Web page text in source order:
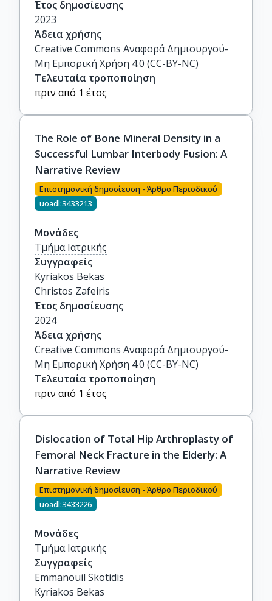
Έτος δημοσίευσης
2023
Άδεια χρήσης
Creative Commons Αναφορά Δημιουργού-
Μη Εμπορική Χρήση 4.0 (CC-BY-NC)
Τελευταία τροποποίηση
πριν από 1 έτος
The Role of Bone Mineral Density in a
Successful Lumbar Interbody Fusion: A
Narrative Review
Επιστημονική δημοσίευση - Άρθρο Περιοδικού
uoadl:3433213
Μονάδες
Τμήμα Ιατρικής
Συγγραφείς
Kyriakos Bekas
Christos Zafeiris
Έτος δημοσίευσης
2024
Άδεια χρήσης
Creative Commons Αναφορά Δημιουργού-
Μη Εμπορική Χρήση 4.0 (CC-BY-NC)
Τελευταία τροποποίηση
πριν από 1 έτος
Dislocation of Total Hip Arthroplasty of
Femoral Neck Fracture in the Elderly: A
Narrative Review
Επιστημονική δημοσίευση - Άρθρο Περιοδικού
uoadl:3433226
Μονάδες
Τμήμα Ιατρικής
Συγγραφείς
Emmanouil Skotidis
Kyriakos Bekas